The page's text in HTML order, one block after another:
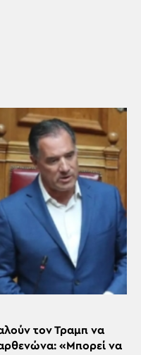
τον Τραμπ να
«Μπορεί να